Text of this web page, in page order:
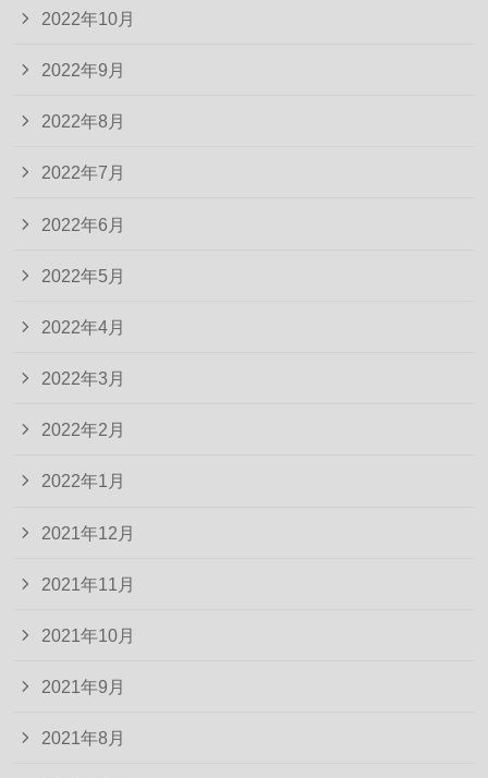
2022年10月
2022年9月
2022年8月
2022年7月
2022年6月
2022年5月
2022年4月
2022年3月
2022年2月
2022年1月
2021年12月
2021年11月
2021年10月
2021年9月
2021年8月